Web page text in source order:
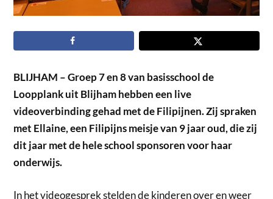
BLIJHAM –Groep 7 en 8 van basisschool de
Loopplank uit Blijham hebben een live
videoverbinding gehad met de Filipijnen. Zij spraken
met Ellaine, een Filipijns meisje van 9 jaar oud, die zij
dit jaar met de hele school sponsoren voor haar
onderwijs.
In het videogesprek stelden de kinderen over en weer